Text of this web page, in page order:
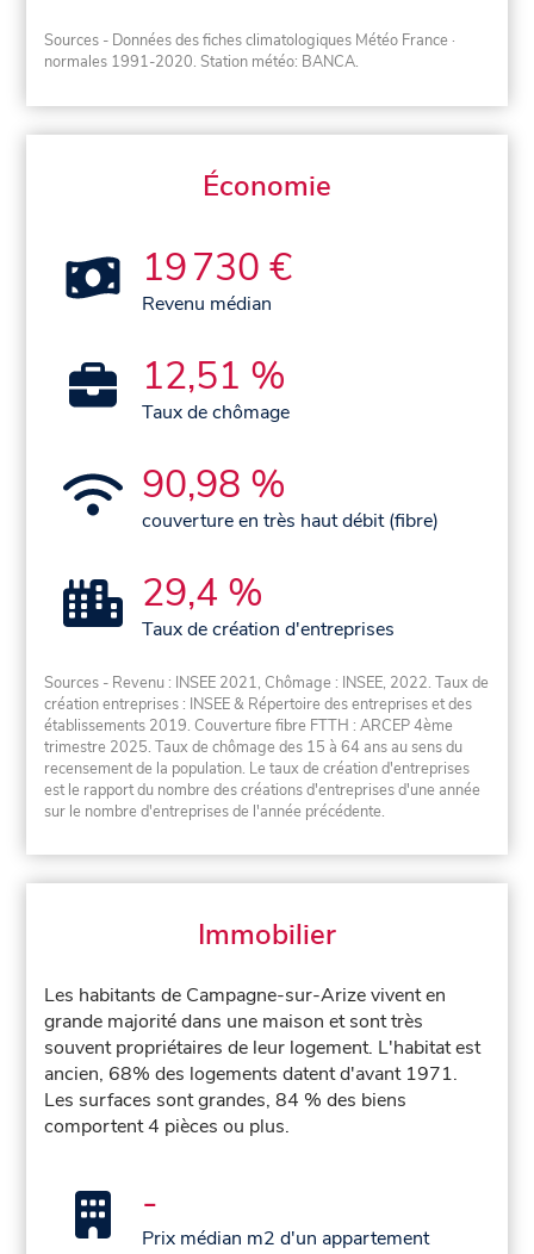
Sources - Données des fiches climatologiques Météo France ·
normales 1991-2020. Station météo: BANCA.
Économie
19 730 €
Revenu médian
12,51 %
Taux de chômage
90,98 %
couverture en très haut débit (fibre)
29,4 %
Taux de création d'entreprises
Sources - Revenu : INSEE 2021, Chômage : INSEE, 2022. Taux de
création entreprises : INSEE & Répertoire des entreprises et des
établissements 2019. Couverture fibre FTTH : ARCEP 4ème
trimestre 2025. Taux de chômage des 15 à 64 ans au sens du
recensement de la population. Le taux de création d'entreprises
est le rapport du nombre des créations d'entreprises d'une année
sur le nombre d'entreprises de l'année précédente.
Immobilier
Les habitants de Campagne-sur-Arize vivent en
grande majorité dans une maison et sont très
souvent propriétaires de leur logement. L'habitat est
ancien, 68% des logements datent d'avant 1971.
Les surfaces sont grandes, 84 % des biens
comportent 4 pièces ou plus.
-
Prix médian m2 d'un appartement